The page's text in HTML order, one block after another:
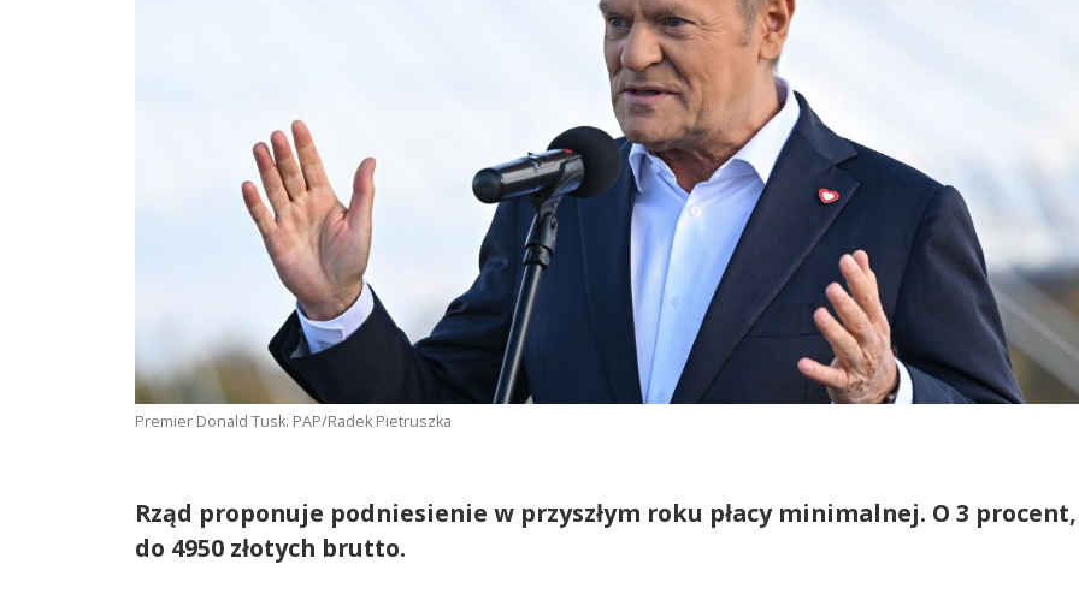
Premier Donald Tusk. PAP/Radek Pietruszka
Rząd proponuje podniesienie w przyszłym roku płacy minimalnej. O 3 procent,
do 4950 złotych brutto.